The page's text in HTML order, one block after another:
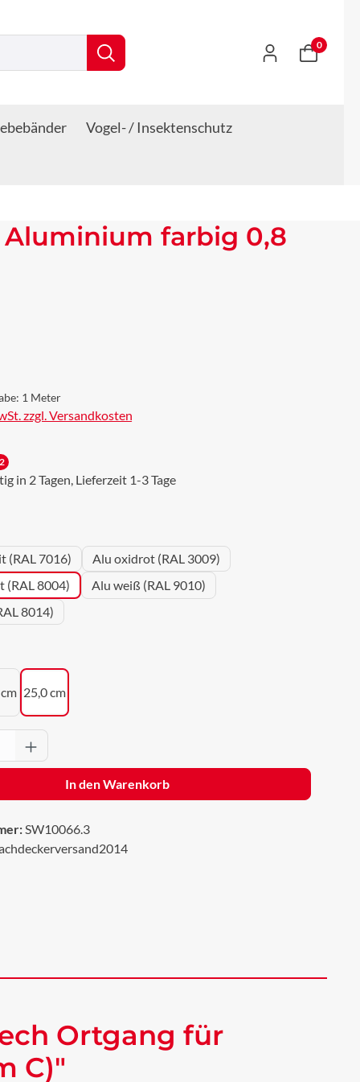
0
Vogel- / Insektenschutz
farbig 0,8
1 Meter
zzgl. Versandkosten
in 2 Tagen, Lieferzeit 1-3 Tage
(RAL 7016)
Alu oxidrot (RAL 3009)
(RAL 8004)
Alu weiß (RAL 9010)
8014)
25,0 cm
Gib den gewünschten Wert ein
In den Warenkorb
SW10066.3
Ortgang für
C)"